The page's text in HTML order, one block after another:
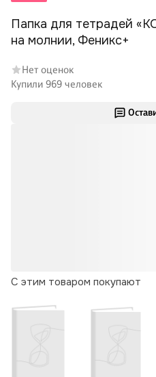
С этим товаром покупают
Папка для тетрадей
на молнии, Феникс+
Нет оценок
Купили 969 человек